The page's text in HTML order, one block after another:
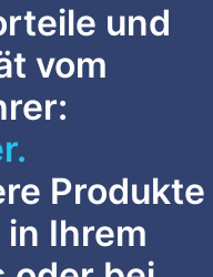
und
vom
Produkte
in Ihrem